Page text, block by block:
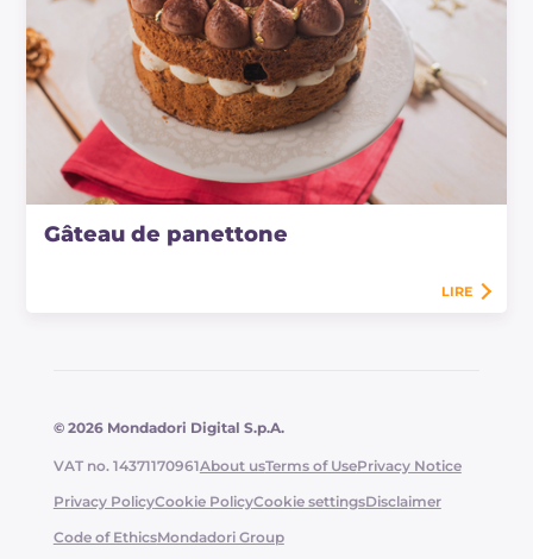
Gâteau de panettone
LIRE
© 2026 Mondadori Digital S.p.A.
VAT no. 14371170961About usTerms of UsePrivacy Notice
Privacy PolicyCookie PolicyCookie settingsDisclaimer
Code of EthicsMondadori Group